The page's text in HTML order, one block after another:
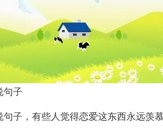
句子
子，有些人觉得恋爱这东西永远羡